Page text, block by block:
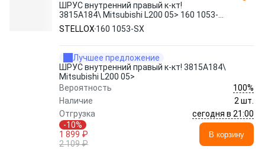
ШРУС внутренний правый к-кт!
3815A184\ Mitsubishi L200 05> 160 1053-
SX STELLOX
STELLOX 160 1053-SX
Лучшее предложение
ШРУС внутренний правый к-кт! 3815A184\
Mitsubishi L200 05>
Вероятность
100%
Наличие
2 шт.
Отгрузка
сегодня в 21:00
-10%
1 899 ₽
2 109 ₽
В корзину